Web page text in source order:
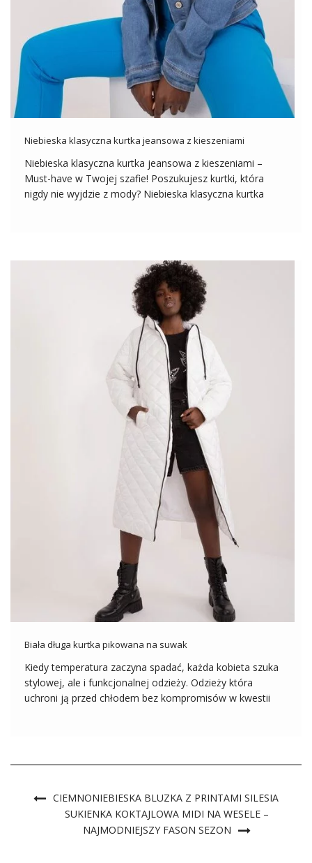
Niebieska klasyczna kurtka jeansowa z kieszeniami
Niebieska klasyczna kurtka jeansowa z kieszeniami –
Must-have w Twojej szafie! Poszukujesz kurtki, która
nigdy nie wyjdzie z mody? Niebieska klasyczna kurtka
Biała długa kurtka pikowana na suwak
Kiedy temperatura zaczyna spadać, każda kobieta szuka
stylowej, ale i funkcjonalnej odzieży. Odzieży która
uchroni ją przed chłodem bez kompromisów w kwestii
CIEMNONIEBIESKA BLUZKA Z PRINTAMI SILESIA
SUKIENKA KOKTAJLOWA MIDI NA WESELE –
NAJMODNIEJSZY FASON SEZON